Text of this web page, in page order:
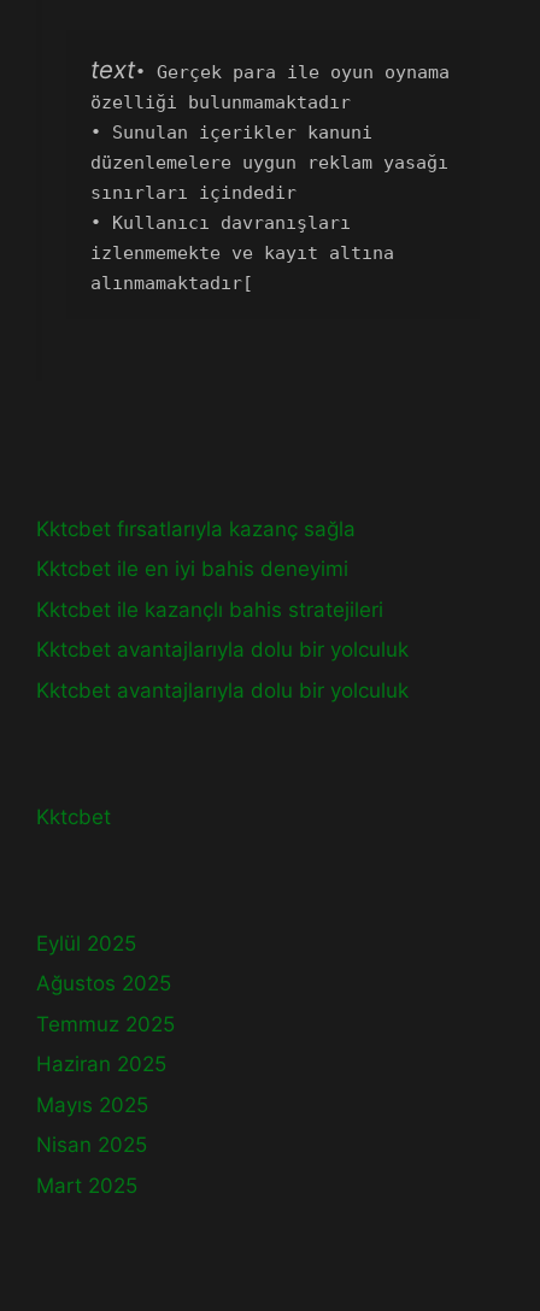
text• Gerçek para ile oyun oynama
özelliği bulunmamaktadır
• Sunulan içerikler kanuni
düzenlemelere uygun reklam yasağı
sınırları içindedir
• Kullanıcı davranışları
izlenmemekte ve kayıt altına
alınmamaktadır[
Kktcbet fırsatlarıyla kazanç sağla
Kktcbet ile en iyi bahis deneyimi
Kktcbet ile kazançlı bahis stratejileri
Kktcbet avantajlarıyla dolu bir yolculuk
Kktcbet avantajlarıyla dolu bir yolculuk
Kktcbet
Eylül 2025
Ağustos 2025
Temmuz 2025
Haziran 2025
Mayıs 2025
Nisan 2025
Mart 2025